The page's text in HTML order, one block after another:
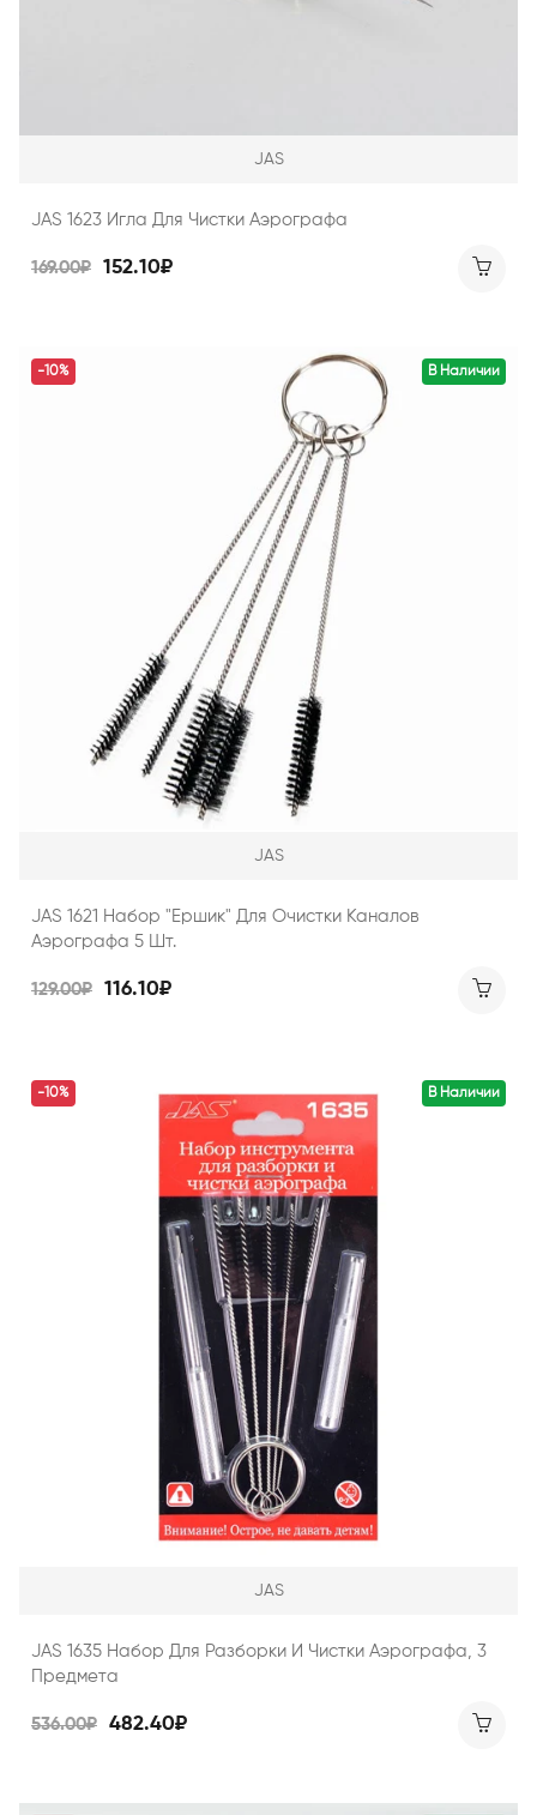
JAS
JAS 1623 Игла Для Чистки Аэрографа
169.00₽ 152.10₽
В Наличии
-10%
JAS
JAS 1621 Набор "Ершик" Для Очистки Каналов
Аэрографа 5 Шт.
129.00₽ 116.10₽
В Наличии
-10%
JAS
JAS 1635 Набор Для Разборки И Чистки Аэрографа, 3
Предмета
536.00₽ 482.40₽